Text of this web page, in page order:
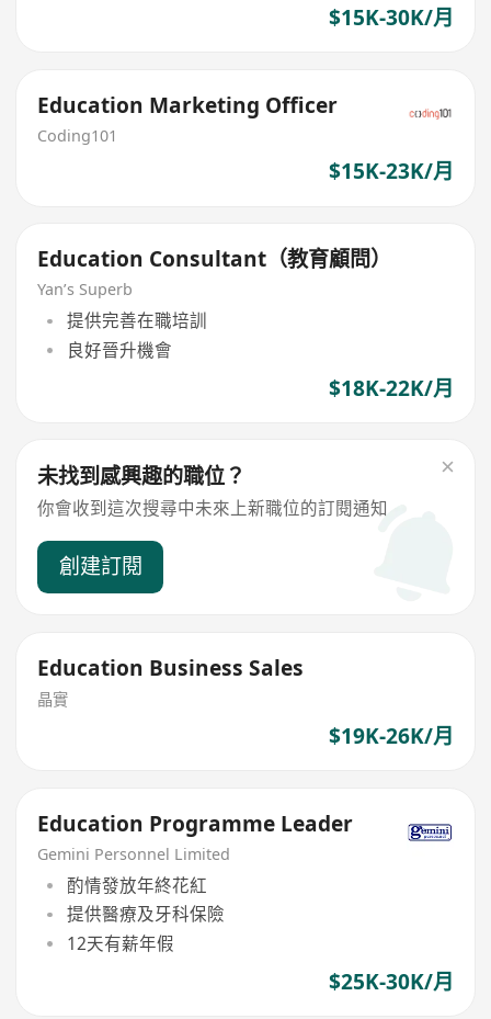
$15K-30K/月
Education Marketing Officer
Coding101
$15K-23K/月
Education Consultant（教育顧問）
Yan’s Superb
提供完善在職培訓
良好晉升機會
$18K-22K/月
未找到感興趣的職位？
你會收到這次搜尋中未來上新職位的訂閱通知
創建訂閱
Education Business Sales
晶實
$19K-26K/月
Education Programme Leader
Gemini Personnel Limited
酌情發放年終花紅
提供醫療及牙科保險
12天有薪年假
$25K-30K/月